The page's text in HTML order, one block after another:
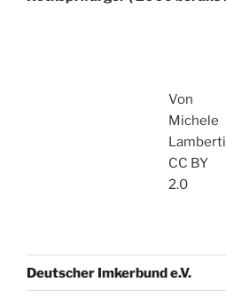
Von
Michele
Lamberti
CC BY
2.0
Deutscher Imkerbund e.V.